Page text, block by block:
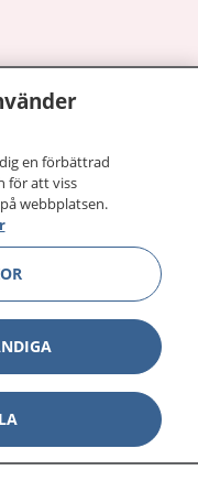
en förbättrad
för att viss
webbplatsen.